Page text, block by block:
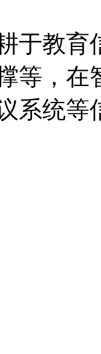
于教育
等，在
系统等